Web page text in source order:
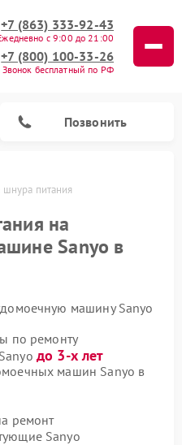
+7 (863) 333-92-43
с 9:00 до 21:00
+7 (800) 100-33-26
Звонок бесплатный по РФ
Позвонить
питания
на
Sanyo в
машину Sanyo
по ремонту
до 3-х лет
машин Sanyo в
ремонт
Sanyo